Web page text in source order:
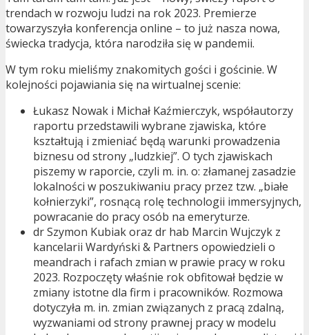
trendach w rozwoju ludzi na rok 2023. Premierze
towarzyszyła konferencja online – to już nasza nowa,
świecka tradycja, która narodziła się w pandemii.
W tym roku mieliśmy znakomitych gości i gościnie. W
kolejności pojawiania się na wirtualnej scenie:
Łukasz Nowak i Michał Kaźmierczyk, współautorzy
raportu przedstawili wybrane zjawiska, które
kształtują i zmieniać będą warunki prowadzenia
biznesu od strony „ludzkiej”. O tych zjawiskach
piszemy w raporcie, czyli m. in. o: złamanej zasadzie
lokalności w poszukiwaniu pracy przez tzw. „białe
kołnierzyki”, rosnącą rolę technologii immersyjnych,
powracanie do pracy osób na emeryturze.
dr Szymon Kubiak oraz dr hab Marcin Wujczyk z
kancelarii Wardyński & Partners opowiedzieli o
meandrach i rafach zmian w prawie pracy w roku
2023. Rozpoczęty właśnie rok obfitował będzie w
zmiany istotne dla firm i pracowników. Rozmowa
dotyczyła m. in. zmian związanych z pracą zdalną,
wyzwaniami od strony prawnej pracy w modelu